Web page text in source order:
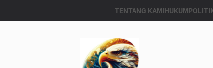
TENTANG KAMIHUKUM